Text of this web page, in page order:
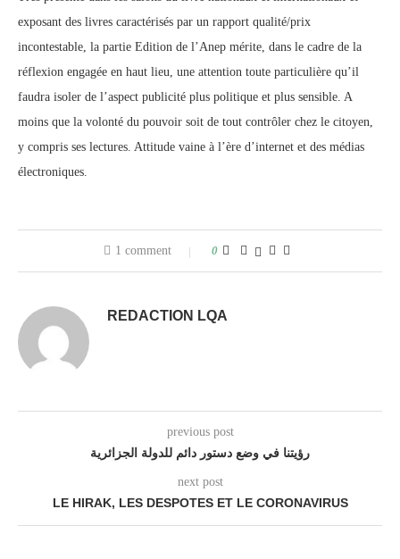
exposant des livres caractérisés par un rapport qualité/prix
incontestable, la partie Edition de l’Anep mérite, dans le cadre de la
réflexion engagée en haut lieu, une attention toute particulière qu’il
faudra isoler de l’aspect publicité plus politique et plus sensible. A
moins que la volonté du pouvoir soit de tout contrôler chez le citoyen,
y compris ses lectures. Attitude vaine à l’ère d’internet et des médias
électroniques.
1 comment 0
REDACTION LQA
previous post
رؤيتنا في وضع دستور دائم للدولة الجزائرية
next post
LE HIRAK, LES DESPOTES ET LE CORONAVIRUS